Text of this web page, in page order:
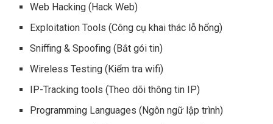
Web Hacking (Hack Web)
Exploitation Tools (Công cụ khai thác lỗ hổng)
Sniffing & Spoofing (Bắt gói tin)
Wireless Testing (Kiểm tra wifi)
IP-Tracking tools (Theo dõi thông tin IP)
Programming Languages (Ngôn ngữ lập trình)